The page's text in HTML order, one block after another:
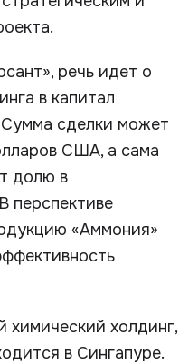
речь идет о
в капитал
сделки может
США, а сама
долю в
перспективе
«Аммония»
химический холдинг,
в Сингапуре.